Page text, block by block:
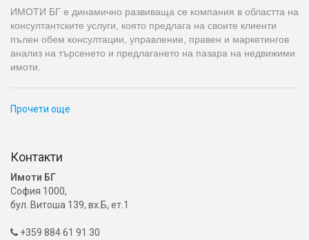
ИМОТИ БГ е динамично развиваща се компания в областта на
консултантските услуги, която предлага на своите клиенти
пълен обем консултации, управление, правен и маркетингов
анализ на търсенето и предлагането на пазара на недвижими
имоти.
Прочети още
Контакти
Имоти БГ
София 1000,
бул. Витоша 139, вх.Б, ет.1
 +359 884 61 91 30